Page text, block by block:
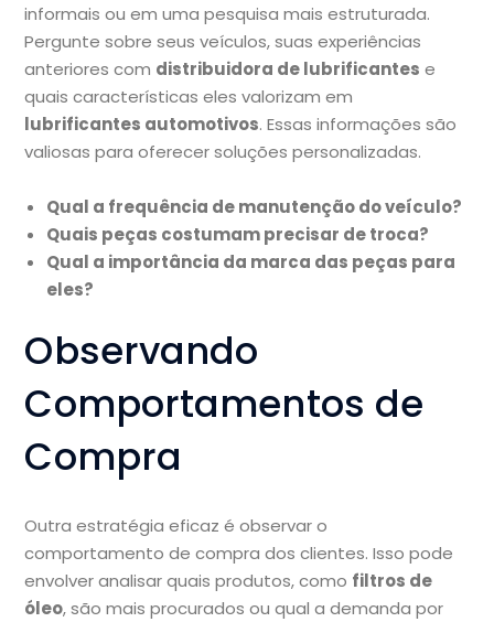
informais ou em uma pesquisa mais estruturada.
Pergunte sobre seus veículos, suas experiências
anteriores com distribuidora de lubrificantes e
quais características eles valorizam em
lubrificantes automotivos. Essas informações são
valiosas para oferecer soluções personalizadas.
Qual a frequência de manutenção do veículo?
Quais peças costumam precisar de troca?
Qual a importância da marca das peças para
eles?
Observando
Comportamentos de
Compra
Outra estratégia eficaz é observar o
comportamento de compra dos clientes. Isso pode
envolver analisar quais produtos, como filtros de
óleo, são mais procurados ou qual a demanda por